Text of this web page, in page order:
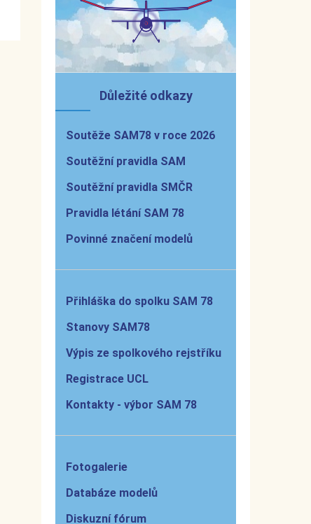
Důležité odkazy
Soutěže SAM78 v roce 2026
Soutěžní pravidla SAM
Soutěžní pravidla SMČR
Pravidla létání SAM 78
Povinné značení modelů
Přihláška do spolku SAM 78
Stanovy SAM78
Výpis ze spolkového rejstříku
Registrace UCL
Kontakty - výbor SAM 78
Fotogalerie
Databáze modelů
Diskuzní fórum